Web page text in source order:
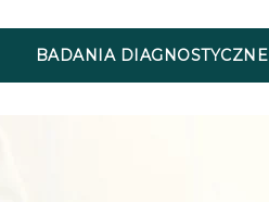
BADANIA DIAGNOSTYCZNE